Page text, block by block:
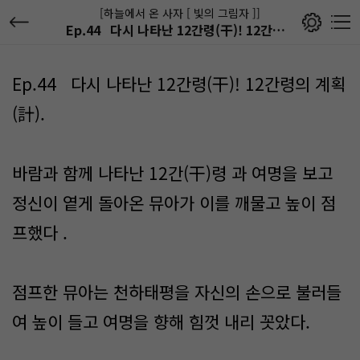
[하늘에서 온 사자 [ 빛의 그림자 ]]
Ep.44 다시 나타난 12간령(干)! 12간령의 계획(計).
Ep.44 다시 나타난 12간령(干)! 12간령의 계획
(計).
바람과 함께 나타난 12간(干)령 과 여명을 보고
정신이 옅게 돌아온 뮤아가 이를 깨물고 높이 점
프했다 .
점프한 뮤아는 천하태평을 자신의 손으로 불러들
여 높이 들고 여명을 향해 힘껏 내리 꼿았다.